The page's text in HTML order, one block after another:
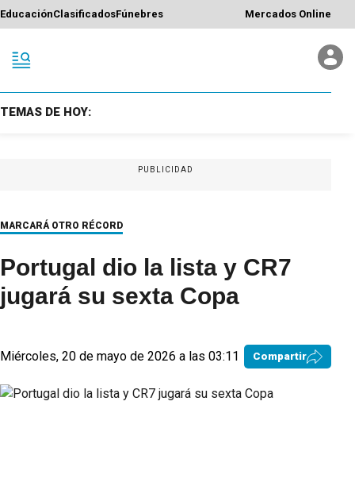
EducaciónClasificadosFúnebres Mercados Online
TEMAS DE HOY:
PUBLICIDAD
MARCARÁ OTRO RÉCORD
Portugal dio la lista y CR7
jugará su sexta Copa
Miércoles, 20 de mayo de 2026 a las 03:11 Compartir